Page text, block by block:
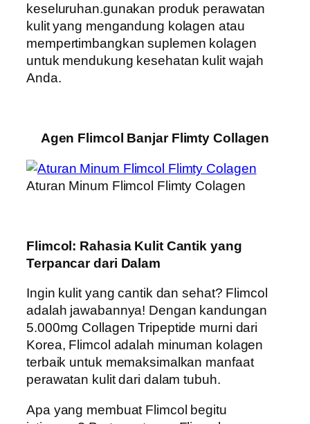
keseluruhan.gunakan produk perawatan
kulit yang mengandung kolagen atau
mempertimbangkan suplemen kolagen
untuk mendukung kesehatan kulit wajah
Anda.
Agen Flimcol Banjar Flimty Collagen
Aturan Minum Flimcol Flimty Colagen
Flimcol: Rahasia Kulit Cantik yang
Terpancar dari Dalam
Ingin kulit yang cantik dan sehat? Flimcol
adalah jawabannya! Dengan kandungan
5.000mg Collagen Tripeptide murni dari
Korea, Flimcol adalah minuman kolagen
terbaik untuk memaksimalkan manfaat
perawatan kulit dari dalam tubuh.
Apa yang membuat Flimcol begitu